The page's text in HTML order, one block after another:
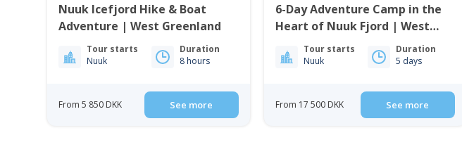
Nuuk Icefjord Hike & Boat
Adventure | West Greenland
Tour starts
Nuuk
Duration
8 hours
From 5 850 DKK See more
6-Day Adventure Camp in the
Heart of Nuuk Fjord | West
Greenland
Tour starts
Nuuk
Duration
5 days
From 17 500 DKK See more